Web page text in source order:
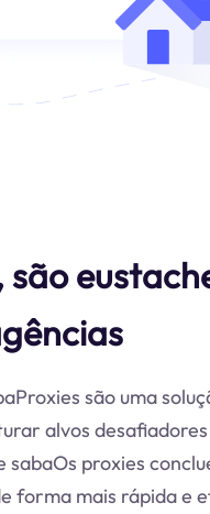
são uma
alvos
proxies
forma mais rápida e